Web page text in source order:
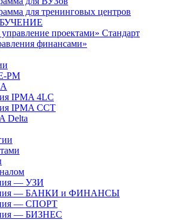
для тренинговых центров
проектами» Стандарт
финансами»
PM
IPMA 4LC
IPMA CCT
Delta
— УЗИ
— БАНКИ и ФИНАНСЫ
— СПОРТ
— БИЗНЕС